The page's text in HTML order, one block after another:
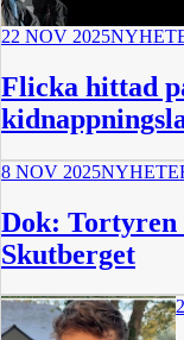
22 NOV 2025
Flicka hittad
8 NOV 2025
Dok: Tortyren
Skutberget